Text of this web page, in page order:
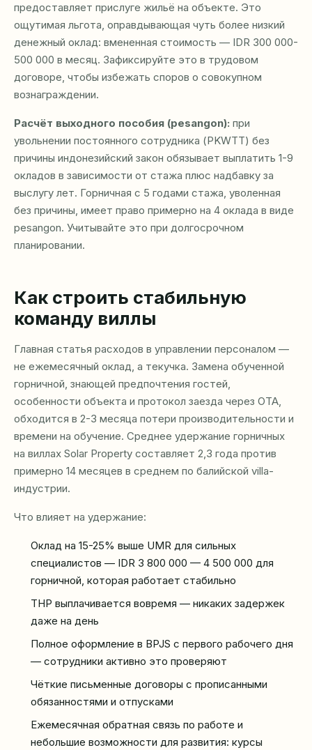
предоставляет прислуге жильё на объекте. Это
ощутимая льгота, оправдывающая чуть более низкий
денежный оклад: вмененная стоимость — IDR 300 000-
500 000 в месяц. Зафиксируйте это в трудовом
договоре, чтобы избежать споров о совокупном
вознаграждении.
Расчёт выходного пособия (pesangon): при
увольнении постоянного сотрудника (PKWTT) без
причины индонезийский закон обязывает выплатить 1-9
окладов в зависимости от стажа плюс надбавку за
выслугу лет. Горничная с 5 годами стажа, уволенная
без причины, имеет право примерно на 4 оклада в виде
pesangon. Учитывайте это при долгосрочном
планировании.
Как строить стабильную
команду виллы
Главная статья расходов в управлении персоналом —
не ежемесячный оклад, а текучка. Замена обученной
горничной, знающей предпочтения гостей,
особенности объекта и протокол заезда через OTA,
обходится в 2-3 месяца потери производительности и
времени на обучение. Среднее удержание горничных
на виллах Solar Property составляет 2,3 года против
примерно 14 месяцев в среднем по балийской villa-
индустрии.
Что влияет на удержание:
Оклад на 15-25% выше UMR для сильных
специалистов — IDR 3 800 000 — 4 500 000 для
горничной, которая работает стабильно
ТНР выплачивается вовремя — никаких задержек
даже на день
Полное оформление в BPJS с первого рабочего дня
— сотрудники активно это проверяют
Чёткие письменные договоры с прописанными
обязанностями и отпусками
Ежемесячная обратная связь по работе и
небольшие возможности для развития: курсы